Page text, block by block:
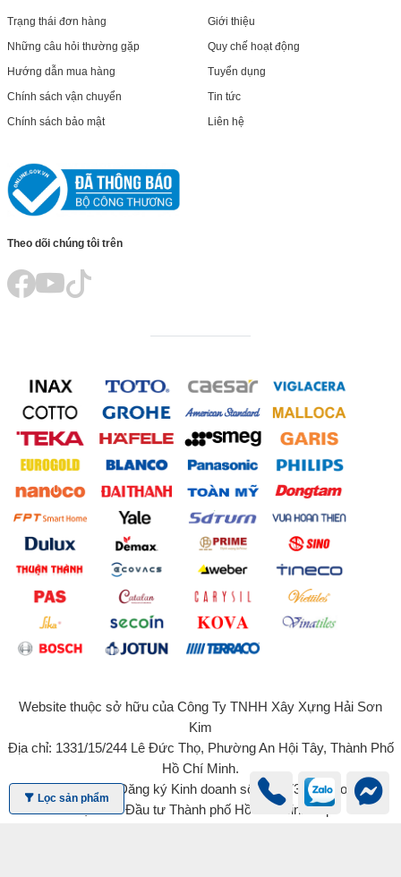
Trạng thái đơn hàng
Những câu hỏi thường gặp
Hướng dẫn mua hàng
Chính sách vận chuyển
Chính sách bảo mật
Giới thiệu
Quy chế hoạt động
Tuyển dụng
Tin tức
Liên hệ
Theo dõi chúng tôi trên
Website thuộc sở hữu của Công Ty TNHH Xây Xựng Hải Sơn
Kim
Địa chỉ: 1331/15/244 Lê Đức Thọ, Phường An Hội Tây, Thành Phố
Hồ Chí Minh.
Giấy chứng nhận Đăng ký Kinh doanh số 0315734131 do Sở Kế
hoạch và Đầu tư Thành phố Hồ Chí Minh cấp
Lọc sản phẩm